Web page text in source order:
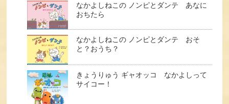
なかよしねこの ノンピとダンテ あなに
おちたら
なかよしねこの ノンピとダンテ おそ
と？おうち？
きょうりゅう ギャオッコ なかよしって
サイコー！